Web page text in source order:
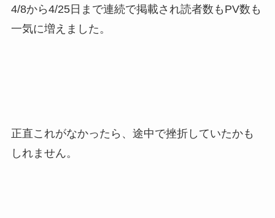
4/8から4/25日まで連続で掲載され読者数もPV数も
一気に増えました。
正直これがなかったら、途中で挫折していたかも
しれません。